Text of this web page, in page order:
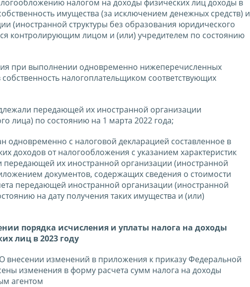
налогом на доходы физических лиц доходы в
имущества (за исключением денежных средств) и
(иностранной структуры без образования юридического
контролирующим лицом и (или) учредителем по состоянию
при выполнении одновременно нижеперечисленных
налогоплательщиком соответствующих
передающей их иностранной организации
лица) по состоянию на 1 марта 2022 года;
с налоговой декларацией составленное в
доходов от налогообложения с указанием характеристик
их иностранной организации (иностранной
документов, содержащих сведения о стоимости
передающей иностранной организации (иностранной
на дату получения таких имущества и (или)
порядка исчисления и уплаты налога на доходы
лиц в 2023 году
внесении изменений в приложения к приказу Федеральной
изменения в форму расчета сумм налога на доходы
агентом